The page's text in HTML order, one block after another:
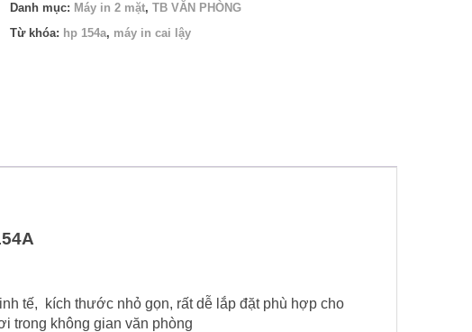
Danh mục: Máy in 2 mặt, TB VĂN PHÒNG
Từ khóa: hp 154a, máy in cai lậy
tế, kích thước nhỏ gọn, rất dễ lắp đặt phù hợp cho
trong không gian văn phòng